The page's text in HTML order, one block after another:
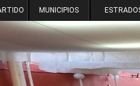
MUNICIPIOS